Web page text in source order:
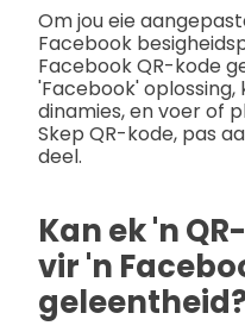
Om jou eie
Facebook
Facebook QR-kode
'Facebook' oplossing,
dinamies, en voer of
Skep QR-kode, pas
deel.
Kan ek 'n
vir 'n